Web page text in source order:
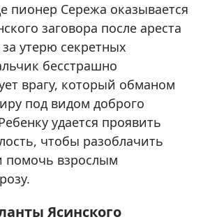
пионер Сережа оказывается
заговора после ареста
утерю секретных
бесстрашно
врагу, который обманом
под видом доброго
удается проявить
чтобы разоблачить
помочь взрослым
Ясинского